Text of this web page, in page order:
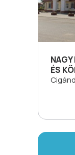
ÉS
Cigánd